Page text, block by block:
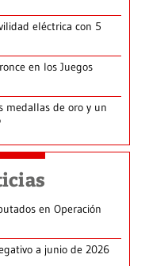
eléctrica con 5
en los Juegos
medallas de oro y un
en Operación
a junio de 2026